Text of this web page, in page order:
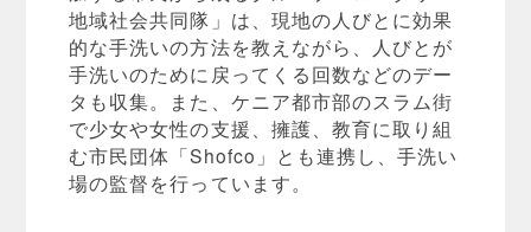
地域社会共同隊」は、現地の人びとに効果
的な手洗いの方法を教えながら、人びとが
手洗いのために戻ってくる回数などのデー
タも収集。また、ケニア都市部のスラム街
で少女や女性の支援、擁護、教育に取り組
む市民団体「Shofco」とも連携し、手洗い
場の監督を行っています。